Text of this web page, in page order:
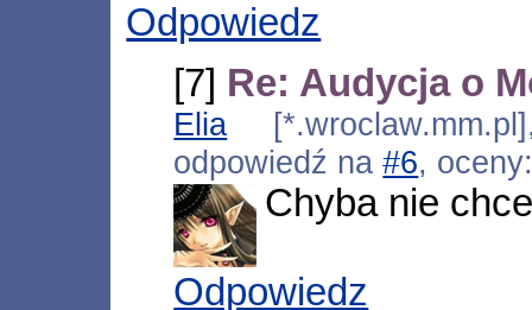
Odpowiedz
[7] Re: Audycja o
Elia
odpowiedź na#6,
Chyba nie
Odpowiedz